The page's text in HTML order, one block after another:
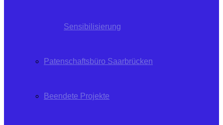
Sensibilisierung
Patenschaftsbüro Saarbrücken
Beendete Projekte